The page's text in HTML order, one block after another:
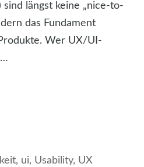
längst keine „nice-to-
das Fundament
Wer UX/UI-
…
, ui, Usability, UX